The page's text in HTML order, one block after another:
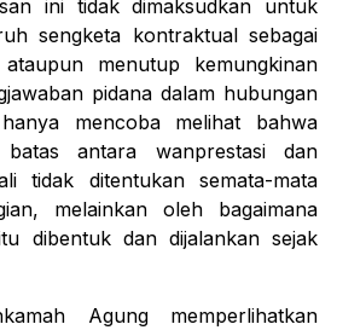
ini tidak dimaksudkan untuk
sengketa kontraktual sebagai
menutup kemungkinan
pidana dalam hubungan
mencoba melihat bahwa
antara wanprestasi dan
tidak ditentukan semata-mata
melainkan oleh bagaimana
dibentuk dan dijalankan sejak
Agung memperlihatkan